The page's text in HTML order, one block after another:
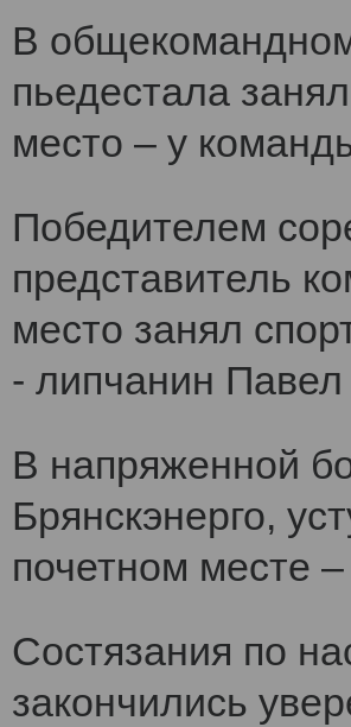
В общекомандном
пьедестала
место – у
Победителем
представитель
место занял
- липчанин Павел
В напряженной
Брянскэнерго,
почетном месте
Состязания по
закончились